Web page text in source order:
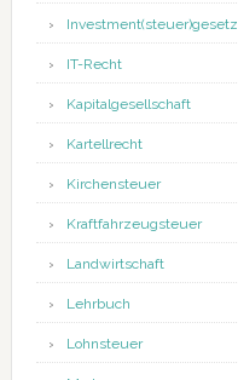
Investment(steuer)gesetz
IT-Recht
Kapitalgesellschaft
Kartellrecht
Kirchensteuer
Kraftfahrzeugsteuer
Landwirtschaft
Lehrbuch
Lohnsteuer